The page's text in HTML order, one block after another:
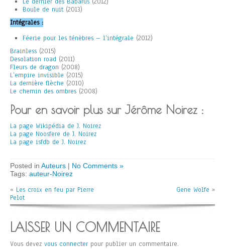
Boule de nuit (2013)
Intégrales :
Féerie pour les ténèbres – l’intégrale (2012)
Brainless (2015)
Desolation road (2011)
Fleurs de dragon (2008)
L’empire invisible (2015)
La dernière flèche (2010)
Le chemin des ombres (2008)
Pour en savoir plus sur Jérôme Noirez :
La page Wikipédia de J. Noirez
La page Noosfere de J. Noirez
La page isfdb de J. Noirez
Posted in Auteurs | No Comments »
Tags: auteur-Noirez
« Les croix en feu par Pierre
Pelot
Gene Wolfe »
LAISSER UN COMMENTAIRE
Vous devez vous connecter pour publier un commentaire.